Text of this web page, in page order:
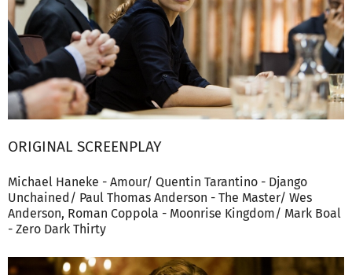
ORIGINAL SCREENPLAY
Michael Haneke - Amour/ Quentin Tarantino - Django
Unchained/ Paul Thomas Anderson - The Master/ Wes
Anderson, Roman Coppola - Moonrise Kingdom/ Mark Boal
- Zero Dark Thirty